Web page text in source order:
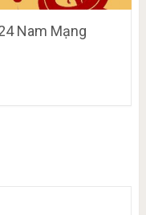
Nam Mạng